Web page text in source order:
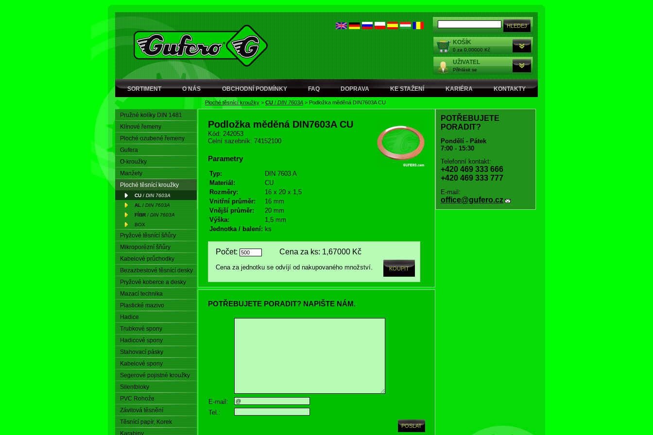
KOŠÍK
0 za 0,00000 Kč
UŽIVATEL
Přihlásit se
SORTIMENT O NÁS OBCHODNÍ PODMÍNKY FAQ DOPRAVA KE STAŽENÍ KARIÉRA KONTAKTY
Ploché těsnící kroužky > CU / DIN 7603A > Podložka měděná DIN7603A CU
Pružné kolíky DIN 1481
Klínové řemeny
Ploché ozubené řemeny
Gufera
O-kroužky
Manžety
Ploché těsnící kroužky
CU / DIN 7603A
AL / DIN 7603A
FÍBR / DIN 7603A
BOX
Pryžové těsnící šňůry
Mikroporézní šňůry
Kabelové průchodky
Bezazbestové těsnící desky
Pryžové koberce a desky
Mazací technika
Plastické mazivo
Hadice
Trubkové spony
Hadicové spony
Stahovací pásky
Kabelové spony
Segerové pojistné kroužky
Silentbloky
PVC Rohože
Závitová těsnění
Těsnící papír, Korek
Karabiny
Podložka měděná DIN7603A CU
Kód: 242053
Celní sazebník: 74152100
Parametry
Typ:
DIN 7603 A
Materiál:
CU
Rozměry:
16 x 20 x 1,5
Vnitřní průměr:
16 mm
Vnější průměr:
20 mm
Výška:
1,5 mm
Jednotka / balení: ks
Počet: Cena za ks: 1,67000 Kč
Cena za jednotku se odvíjí od nakupovaného množství.
POTŘEBUJETE PORADIT? NAPIŠTE NÁM.
E-mail:
Tel.:
POTŘEBUJETE
PORADIT?
Pondělí - Pátek
7:00 - 15:30
Telefonní kontakt:
+420 469 333 666
+420 469 333 777
E-mail:
office@gufero.cz